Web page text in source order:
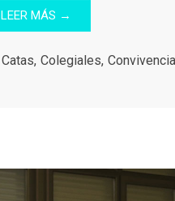
LEER MÁS →
Catas, Colegiales, Convivencia